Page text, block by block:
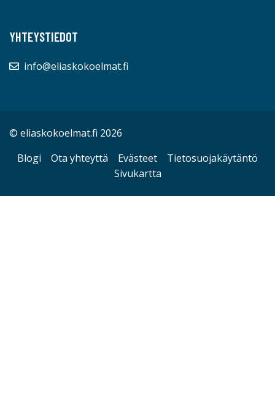
YHTEYSTIEDOT
info@eliaskokoelmat.fi
© eliaskokoelmat.fi 2026
Blogi
Ota yhteyttä Evästeet
Tietosuojakäytäntö
Sivukartta